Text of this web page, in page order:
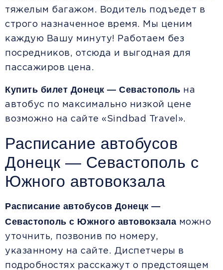
тяжелым багажом. Водитель подъедет в
строго назначенное время. Мы ценим
каждую Вашу минуту! Работаем без
посредников, отсюда и выгодная для
пассажиров цена.
Купить билет Донецк — Севастополь на
автобус по максимально низкой цене
возможно на сайте «Sindbad Travel».
Расписание автобусов
Донецк — Севастополь с
Южного автовокзала
Расписание автобусов Донецк —
Севастополь с Южного автовокзала можно
уточнить, позвонив по номеру,
указанному на сайте. Диспетчеры в
подробностях расскажут о предстоящем